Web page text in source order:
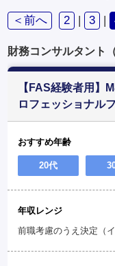
＜前へ 2 | 3 |
財務コンサルタント
【FAS経験者用】
ロフェッショナル
おすすめ年齢
20代
年収レンジ
前職考慮のうえ決定（